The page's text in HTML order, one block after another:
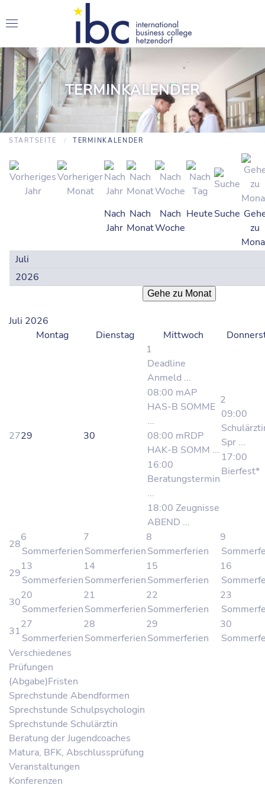
TERMINKALENDER
STARTSEITE TERMINKALENDER
Nach
Jahr
Nach
Monat
Nach
Woche
HeuteSuche
zu
Gehe zu Monat
Juli 2026
Montag
Dienstag Mittwoch
2729 30
1
Deadline
Anmeld ...
08:00 mAP
HAS-B SOMME
...
08:00 mRDP
HAK-B SOMM ...
16:00
Beratungstermin
...
18:00 Zeugnisse
ABEND ...
2
09:00
Spr ...
17:00
Bierfest*
28
6
Sommerferien
7
Sommerferien
8
Sommerferien
9
29
13
Sommerferien
14
Sommerferien
15
Sommerferien
16
30
20
Sommerferien
21
Sommerferien
22
Sommerferien
23
31
27
Sommerferien
28
Sommerferien
29
Sommerferien
30
Verschiedenes
Prüfungen
(Abgabe)Fristen
Sprechstunde Abendformen
Sprechstunde Schulpsychologin
Sprechstunde Schulärztin
Beratung der Jugendcoaches
Matura, BFK, Abschlussprüfung
Veranstaltungen
Konferenzen